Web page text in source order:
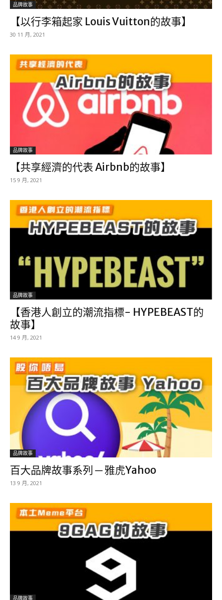
品牌故事
【以行李箱起家 Louis Vuitton的故事】
30 11 月, 2021
品牌故事
【共享經濟的代表 Airbnb的故事】
15 9 月, 2021
品牌故事
【香港人創立的潮流指標- HYPEBEAST的
故事】
14 9 月, 2021
品牌故事
百大品牌故事系列 ─ 雅虎Yahoo
13 9 月, 2021
品牌故事